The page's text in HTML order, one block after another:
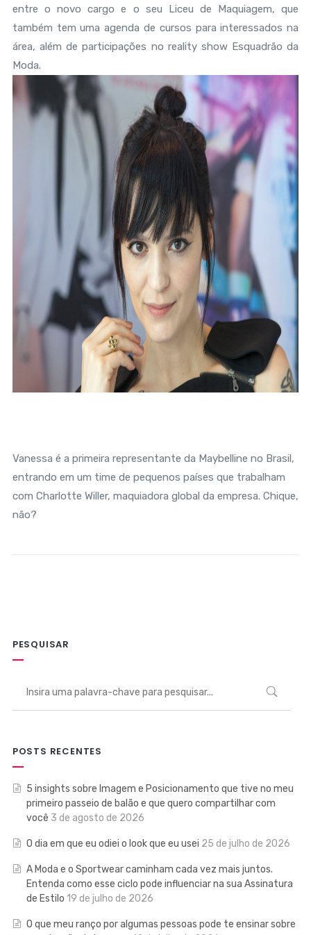
entre o novo cargo e o seu Liceu de Maquiagem, que
também tem uma agenda de cursos para interessados na
área, além de participações no reality show Esquadrão da
Moda.
Vanessa é a primeira representante da Maybelline no Brasil,
entrando em um time de pequenos países que trabalham
com Charlotte Willer, maquiadora global da empresa. Chique,
não?
PESQUISAR
POSTS RECENTES
5 insights sobre Imagem e Posicionamento que tive no meu
primeiro passeio de balão e que quero compartilhar com
você 3 de agosto de 2026
O dia em que eu odiei o look que eu usei 25 de julho de 2026
A Moda e o Sportwear caminham cada vez mais juntos.
Entenda como esse ciclo pode influenciar na sua Assinatura
de Estilo 19 de julho de 2026
O que meu ranço por algumas pessoas pode te ensinar sobre